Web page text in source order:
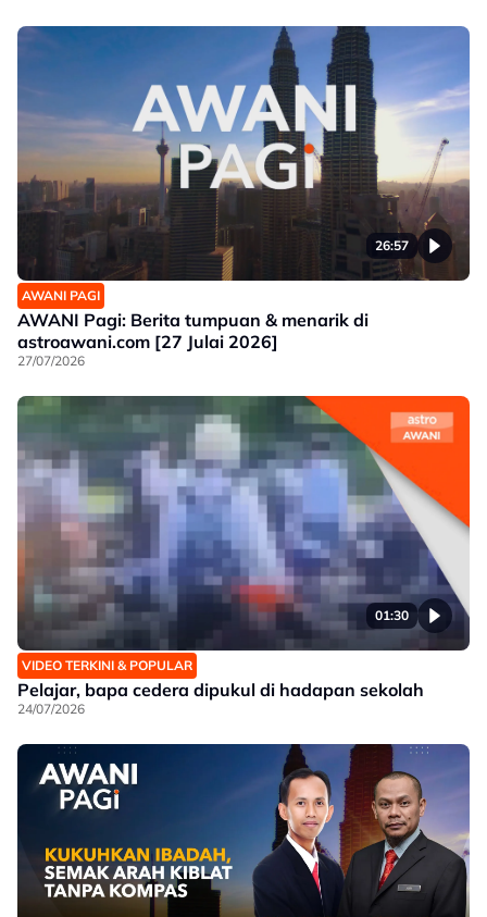
26:57
AWANI PAGI
AWANI Pagi: Berita tumpuan & menarik di
astroawani.com [27 Julai 2026]
27/07/2026
01:30
VIDEO TERKINI & POPULAR
Pelajar, bapa cedera dipukul di hadapan sekolah
24/07/2026